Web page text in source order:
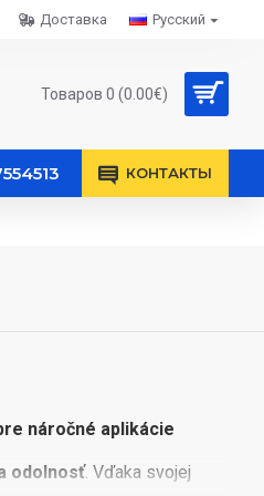
Русский
Доставка
Товаров 0 (0.00€)
КОНТАКТЫ
náročné aplikácie
odolnosť. Vďaka svojej